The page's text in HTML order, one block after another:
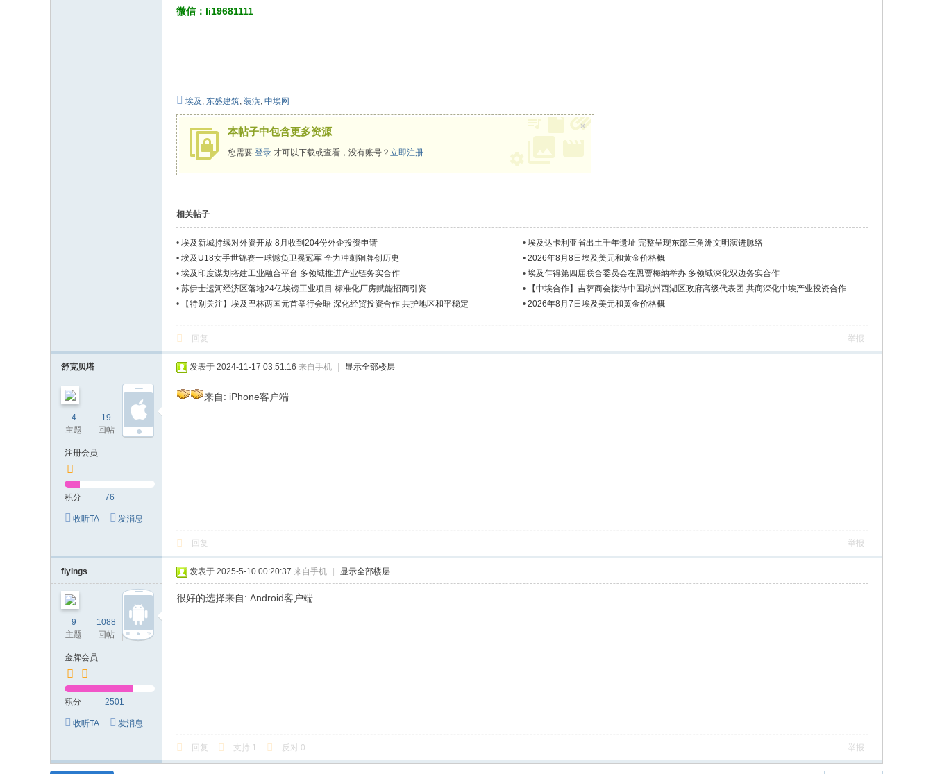
微信：li19681111
埃及 , 东盛建筑, 装潢, 中埃网
本帖子中包含更多资源
您需要 登录 才可以下载或查看，没有账号？ 立即注册
×
相关帖子
• 埃及新城持续对外资开放 8月收到204份外企投资申请 • 埃及达卡利亚省出土千年遗址 完整呈现东部三角洲文明演进脉络
• 埃及U18女手世锦赛一球憾负卫冕冠军 全力冲刺铜牌创历史 • 2026年8月8日埃及美元和黄金价格概
• 埃及印度谋划搭建工业融合平台 多领域推进产业链务实合作 • 埃及乍得第四届联合委员会在恩贾梅纳举办 多领域深化双边务实合作
• 苏伊士运河经济区落地24亿埃镑工业项目 标准化厂房赋能招商引资 •
【中埃合作】吉萨商会接待中国杭州西湖区政府高级代表团 共商深化中埃产业投资合作
•
【特别关注】埃及巴林两国元首举行会晤 深化经贸投资合作 共护地区和平稳定 • 2026年8月7日埃及美元和黄金价格概
回复 举报
舒克贝塔
4
主题
19
回帖
76
积分
注册会员
积分 76
收听TA 发消息
发表于 2024-11-17 03:51:16 来自手机 显示全部楼层
来自: iPhone客户端
回复 举报
flyings
9
主题
1088
回帖
2501
积分
金牌会员
积分 2501
收听TA 发消息
发表于 2025-5-10 00:20:37 来自手机 显示全部楼层
很好的选择来自: Android客户端
回复 支持 1 反对 0 举报